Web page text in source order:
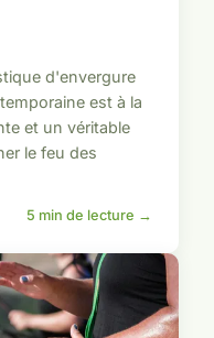
d'envergure
est à la
et un véritable
le feu des
5 min de lecture →